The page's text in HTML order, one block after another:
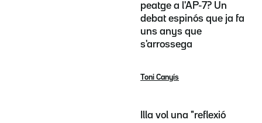
peatge a l'AP-7? Un
debat espinós que ja fa
uns anys que
s'arrossega
Toni Canyís
Illa vol una "reflexió